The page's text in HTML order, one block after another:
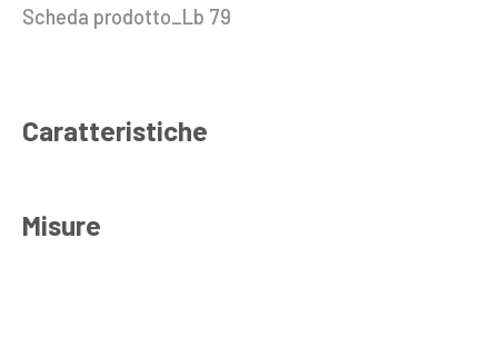
Scheda prodotto_Lb 79
Caratteristiche
Misure